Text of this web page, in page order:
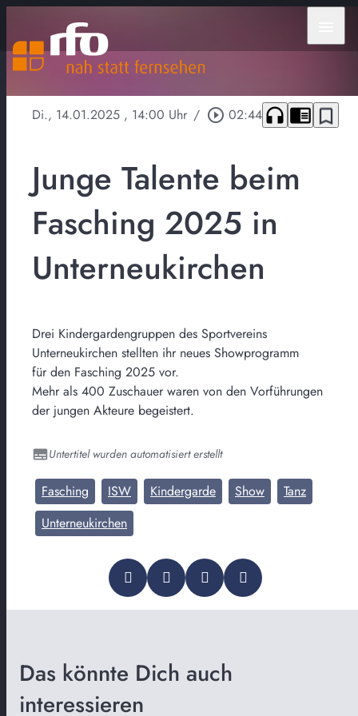
Di., 14.01.2025 , 14:00 Uhr / play_circle_outline 02:44 headphones chrome_reader_mode bookmark_border
Junge Talente beim
Fasching 2025 in
Unterneukirchen
Drei Kindergardengruppen des Sportvereins
Unterneukirchen stellten ihr neues Showprogramm
für den Fasching 2025 vor.
Mehr als 400 Zuschauer waren von den Vorführungen
der jungen Akteure begeistert.
Untertitel wurden automatisiert erstellt
Fasching ISW Kindergarde Show
Tanz
Unterneukirchen
Das könnte Dich auch
interessieren